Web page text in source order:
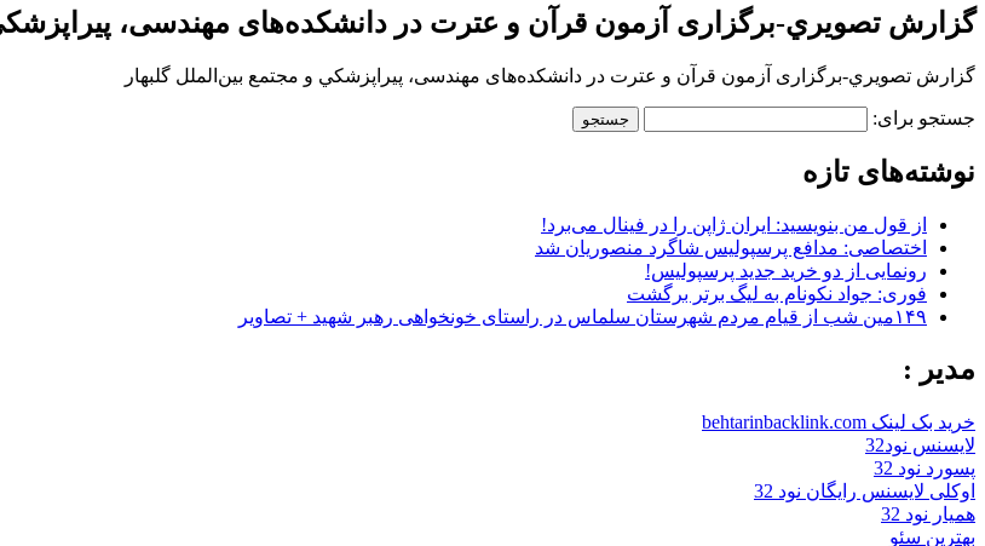
گزارش تصويري-برگزاری آزمون قرآن و عترت در دانشکده‌های مهندسی، پيراپزشكي
گزارش تصويري-برگزاری آزمون قرآن و عترت در دانشکده‌های مهندسی، پيراپزشكي و مجتمع بین‌الملل گلبهار
جستجو برای:
نوشته‌های تازه
از قول من بنویسید: ایران ژاپن را در فینال می‌برد!
اختصاصی: مدافع پرسپولیس شاگرد منصوریان شد
رونمایی از دو خرید جدید پرسپولیس!
فوری: جواد نکونام به لیگ برتر برگشت
۱۴۹مین شب از قیام مردم شهرستان سلماس در راستای خونخواهی رهبر شهید + تصاویر
مدیر :
خرید بک لینک behtarinbacklink.com
لایسنس نود32
پسورد نود 32
اوکلی لایسنس رایگان نود 32
همیار نود 32
بهترین سئو